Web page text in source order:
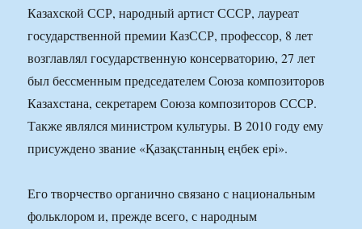
Казахской ССР, народный артист СССР, лауреат
государственной премии КазССР, профессор, 8 лет
возглавлял государственную консерваторию, 27 лет
был бессменным председателем Союза композиторов
Казахстана, секретарем Союза композиторов СССР.
Также являлся министром культуры. В 2010 году ему
присуждено звание «Қазақстанның еңбек еpi».
Его творчество органично связано с национальным
фольклором и, прежде всего, с народным